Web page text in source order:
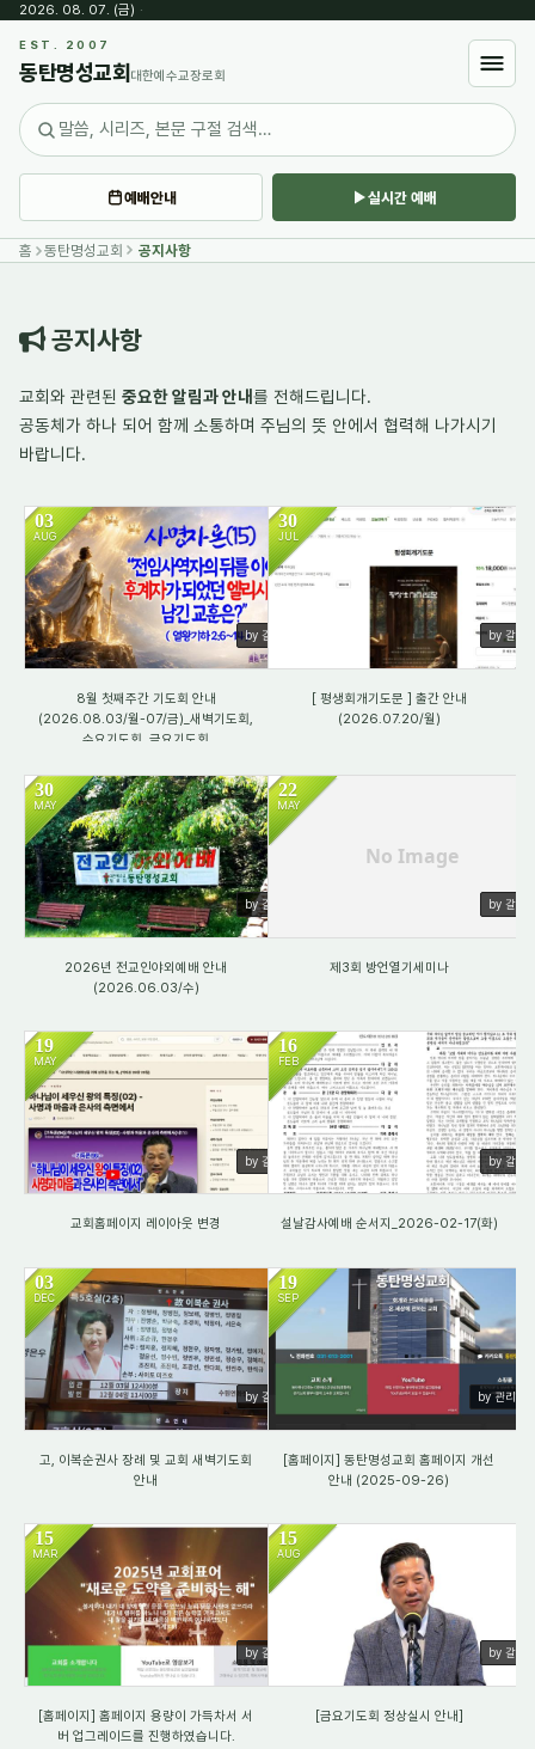
2026. 08. 07. (금) ·
EST. 2007
동탄명성교회 대한예수교장로회
예배안내 실시간 예배
홈 동탄명성교회 공지사항
공지사항
교회와 관련된 중요한 알림과 안내를 전해드립니다.
공동체가 하나 되어 함께 소통하며 주님의 뜻 안에서 협력해 나가시기
바랍니다.
03
AUG
by 갈렙
17
8월 첫째주간 기도회 안내
(2026.08.03/월-07/금)_새벽기도회,
수요기도회, 금요기도회
30
JUL
by 갈렙
79
[ 평생회개기도문 ] 출간 안내
(2026.07.20/월)
30
MAY
by 갈렙
327
2026년 전교인야외예배 안내
(2026.06.03/수)
No Image
22
MAY
by 갈렙
제3회 방언열기세미나
19
MAY
by 갈렙
676
교회홈페이지 레이아웃 변경
16
FEB
by 갈렙
1660
설날감사예배 순서지_2026-02-17(화)
03
DEC
by 갈렙
1741
고, 이복순권사 장례 및 교회 새벽기도회
안내
19
SEP
by 관리자
4908
[홈페이지] 동탄명성교회 홈페이지 개선
안내 (2025-09-26)
15
MAR
by 갈렙
3408
[홈페이지] 홈페이지 용량이 가득차서 서
버 업그레이드를 진행하였습니다.
15
AUG
by 갈렙
[금요기도회 정상실시 안내]
Sketchbook5, 스케치북5
Sketchbook5, 스케치북5